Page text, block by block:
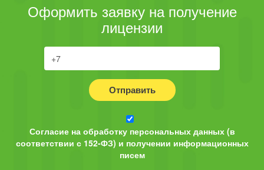
Оформить заявку на получение
лицензии
Отправить
Согласие на обработку персональных данных (в
соответствии с 152-ФЗ) и получении информационных
писем